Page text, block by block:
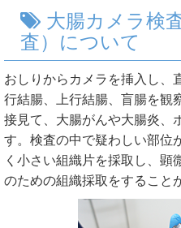
大腸カメラ検
査）について
おしりからカメラを挿入し、
行結腸、上行結腸、盲腸を観
接見て、大腸がんや大腸炎、
す。検査の中で疑わしい部位
く小さい組織片を採取し、顕
のための組織採取をすること